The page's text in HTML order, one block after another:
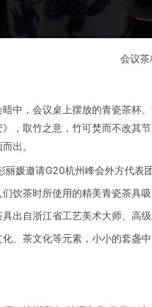
会议
中，会议桌上摆放的青瓷茶杯
，取竹之意，竹可焚而不改其
出。
媛邀请G20杭州峰会外方代表
饮茶时所使用的精美青瓷茶具
出自浙江省工艺美术大师、高
、茶文化等元素，小小的套盏